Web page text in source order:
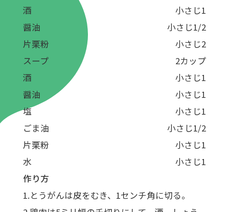
酒
小さじ1
醤油
小さじ1/2
片栗粉
小さじ2
スープ
2カップ
酒
小さじ1
醤油
小さじ1
塩
小さじ1
ごま油
小さじ1/2
片栗粉
小さじ1
水
小さじ1
作り方
とうがんは皮をむき、1センチ角に切る。